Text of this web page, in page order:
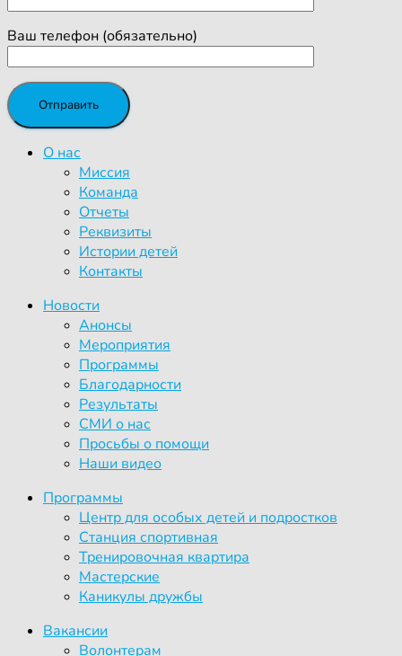
Ваш телефон (обязательно)
О нас
Миссия
Команда
Отчеты
Реквизиты
Истории детей
Контакты
Новости
Анонсы
Мероприятия
Программы
Благодарности
Результаты
СМИ о нас
Просьбы о помощи
Наши видео
Программы
Центр для особых детей и подростков
Станция спортивная
Тренировочная квартира
Мастерские
Каникулы дружбы
Вакансии
Волонтерам